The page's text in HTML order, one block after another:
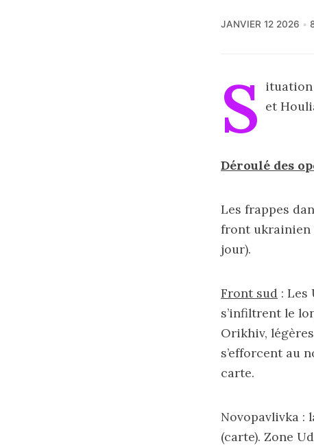
JANVIER 12 2026
S ituation
et
Déroulé des
Les frappes
front ukrainien
jour).
Front sud : Les
s’infiltrent le
Orikhiv,
s’efforcent au
carte.
Novopavlivka :
(carte). Zone